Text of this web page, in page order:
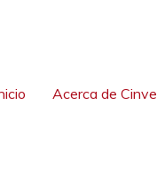
Acerca de Cinve